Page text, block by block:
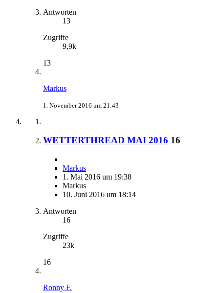
Antworten
13
Zugriffe
9,9k
13
Markus
1. November 2016 um 21:43
WETTERTHREAD MAI 2016 16
Markus
1. Mai 2016 um 19:38
Markus
10. Juni 2016 um 18:14
Antworten
16
Zugriffe
23k
16
Ronny F.